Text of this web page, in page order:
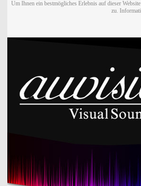
Um Ihnen ein bestmögliches Erlebnis auf dieser
zu.